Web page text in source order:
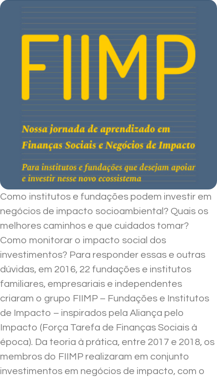
Como institutos e fundações podem investir em
negócios de impacto socioambiental? Quais os
melhores caminhos e que cuidados tomar?
Como monitorar o impacto social dos
investimentos? Para responder essas e outras
dúvidas, em 2016, 22 fundações e institutos
familiares, empresariais e independentes
criaram o grupo FIIMP – Fundações e Institutos
de Impacto – inspirados pela Aliança pelo
Impacto (Força Tarefa de Finanças Sociais à
época). Da teoria à prática, entre 2017 e 2018, os
membros do FIIMP realizaram em conjunto
investimentos em negócios de impacto, com o